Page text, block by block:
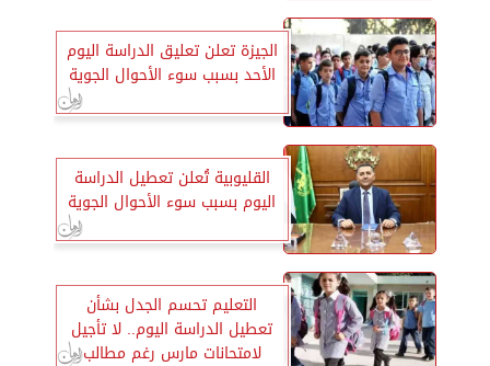
الجيزة تعلن تعليق الدراسة اليوم
الأحد بسبب سوء الأحوال الجوية
القليوبية تُعلن تعطيل الدراسة
اليوم بسبب سوء الأحوال الجوية
التعليم تحسم الجدل بشأن
تعطيل الدراسة اليوم.. لا تأجيل
لامتحانات مارس رغم مطالب